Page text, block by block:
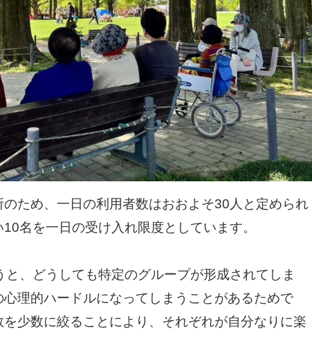
ため、一日の利用者数はおおよそ30人と定められ
名を一日の受け入れ限度としています。
、どうしても特定のグループが形成されてしま
理的ハードルになってしまうことがあるためで
少数に絞ることにより、それぞれが自分なりに楽